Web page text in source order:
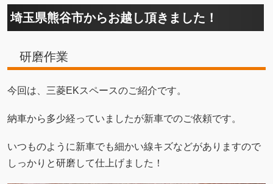
埼玉県熊谷市からお越し頂きました！
研磨作業
今回は、三菱EKスペースのご紹介です。
納車から多少経っていましたが新車でのご依頼です。
いつものように新車でも細かい線キズなどがありますので
しっかりと研磨して仕上げました！